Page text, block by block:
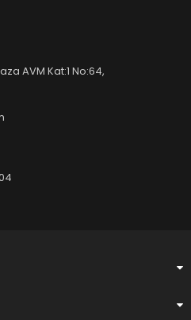
AVM Kat:1 No:64,